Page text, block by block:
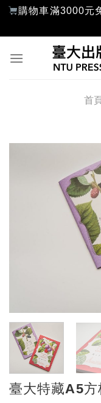
購物車滿3000元
首
臺大特藏A5方